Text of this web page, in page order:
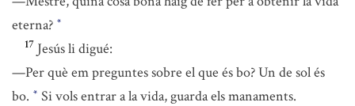
eterna? *
17 Jesús li digué:
—Per què em preguntes sobre el que és bo? Un de sol és
bo. * Si vols entrar a la vida, guarda els manaments.